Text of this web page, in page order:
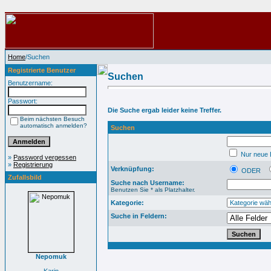
Home/Suchen
Registrierte Benutzer
Benutzername:
Passwort:
Beim nächsten Besuch
automatisch anmelden?
» Password vergessen
» Registrierung
Zufallsbild
Nepomuk
Suchen
Die Suche ergab leider keine Treffer.
Suchen
Nur neue
Verknüpfung:
ODER
Suche nach Username:
Benutzen Sie * als Platzhalter.
Kategorie:
Suche in Feldern: